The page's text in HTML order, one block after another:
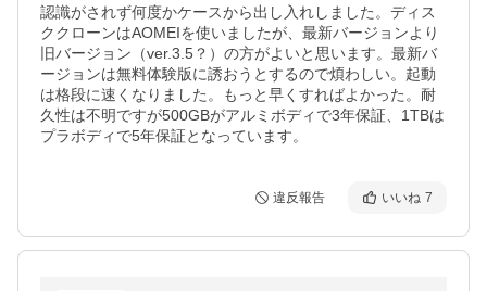
認識がされず何度かケースから出し入れしました。ディス
ククローンはAOMEIを使いましたが、最新バージョンより
旧バージョン（ver.3.5？）の方がよいと思います。最新バ
ージョンは無料体験版に誘おうとするので煩わしい。起動
は格段に速くなりました。もっと早くすればよかった。耐
久性は不明ですが500GBがアルミボディで3年保証、1TBは
プラボディで5年保証となっています。
違反報告 いいね 7